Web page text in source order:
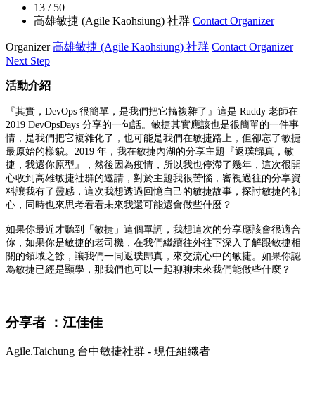
13 / 50
高雄敏捷 (Agile Kaohsiung) 社群 Contact Organizer
Organizer高雄敏捷 (Agile Kaohsiung) 社群 Contact Organizer
Next Step
活動介紹
『其實，DevOps 很簡單，是我們把它搞複雜了』這是 Ruddy 老師在
2019 DevOpsDays 分享的一句話。敏捷其實應該也是很簡單的一件事
情，是我們把它複雜化了，也可能是我們在敏捷路上，但卻忘了敏捷
最原始的樣貌。2019 年，我在敏捷內湖的分享主題『返璞歸真，敏
捷，我還你原型』，然後因為疫情，所以我也停滯了幾年，這次很開
心收到高雄敏捷社群的邀請，對於主題我很苦惱，審視過往的分享資
料讓我有了靈感，這次我想透過回憶自己的敏捷故事，探討敏捷的初
心，同時也來思考看看未來我還可能還會做些什麼？
如果你最近才聽到「敏捷」這個單詞，我想這次的分享應該會很適合
你，如果你是敏捷的老司機，在我們繼續往外往下深入了解跟敏捷相
關的領域之餘，讓我們一同返璞歸真，來交流心中的敏捷。如果你認
為敏捷已經是顯學，那我們也可以一起聊聊未來我們能做些什麼？
分享者 ： 江佳佳
Agile.Taichung 台中敏捷社群 - 現任組織者